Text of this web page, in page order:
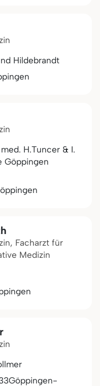
Hildebrandt
H.Tuncer & I.
Göppingen
Facharzt für
Medizin
Göppingen-